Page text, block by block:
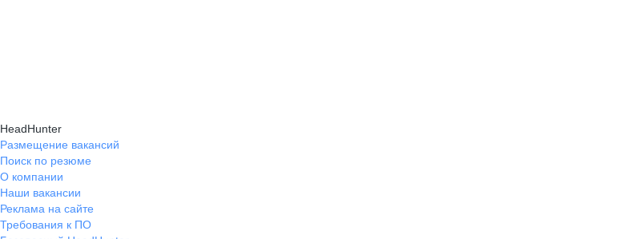
HeadHunter
Размещение вакансий
Поиск по резюме
О компании
Наши вакансии
Реклама на сайте
Требования к ПО